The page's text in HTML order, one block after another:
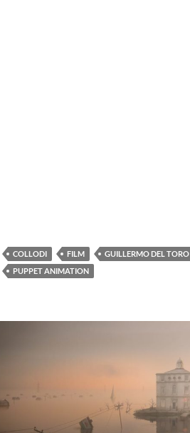
COLLODI FILM GUILLERMO DEL TORO
PUPPET ANIMATION